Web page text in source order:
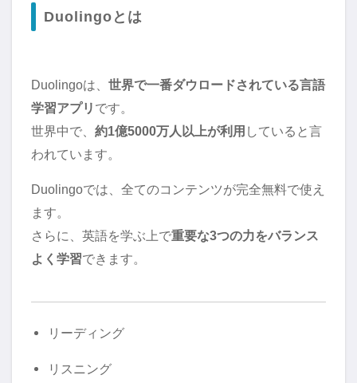
Duolingoとは
Duolingoは、 世界で一番ダウロードされている言語
学習アプリ です。
世界中で、 約1億5000万人以上が利用 していると言
われています。
Duolingoでは、全てのコンテンツが完全無料で使え
ます。
さらに、英語を学ぶ上で重要な3つの力をバランス
よく学習できます。
リーディング
リスニング